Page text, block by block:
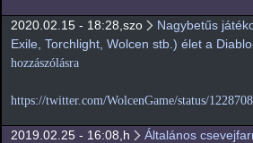
2020.02.15 - 18:28,szo Nagybetűs
Exile, Torchlight, Wolcen stb.) élet a
hozzászólásra
https://twitter.com/WolcenGame/status/
2019.02.25 - 16:08,h Általános